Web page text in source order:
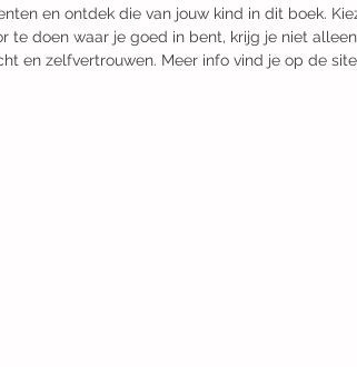
en ontdek die van jouw kind in dit boek.
te doen waar je goed in bent, krijg je niet
en zelfvertrouwen. Meer info vind je op de